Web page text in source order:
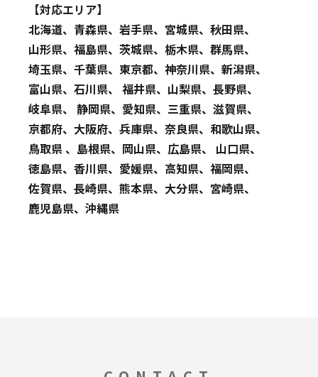
【対応エリア】
北海道、青森県、岩手県、宮城県、秋田県、
山形県、福島県、茨城県、栃木県、群馬県、
埼玉県、千葉県、東京都、神奈川県、新潟県、
富山県、石川県、 福井県、山梨県、長野県、
岐阜県、 静岡県、愛知県、三重県、滋賀県、
京都府、大阪府、兵庫県、奈良県、和歌山県、
鳥取県 、島根県、岡山県、広島県、 山口県、
徳島県、香川県、愛媛県、高知県、福岡県、
佐賀県、長崎県、熊本県、大分県、宮崎県、
鹿児島県、沖縄県